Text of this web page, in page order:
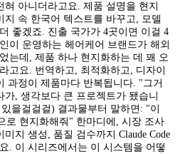
아니더라고요. 제품 설명을 현지
지 속 한국어 텍스트를 바꾸고, 모델
좋겠죠. 진출 국가가 4곳이면 이걸 4
이 운영하는 헤어케어 브랜드가 해외
는데, 제품 하나 현지화하는 데 꽤 오
고요. 번역하고, 최적화하고, 디자이
과정이 제품마다 반복됩니다. "그거
가, 생각보다 큰 프로젝트가 됐습니
을걸걸걸) 결과물부터 말하면: "이
로 현지화해줘" 한마디에, 시장 조사
지 생성, 품질 검수까지 Claude Code
. 이 시리즈에서는 이 시스템을 어떻